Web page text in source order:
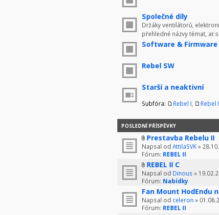
Společné díly
Držáky ventilátorů,
přehledné názvy témat, ať
Software & Firmware
Rebel SW
Starší a neaktivní
Subfóra: Rebel I Rebel
POSLEDNÍ PŘÍSPĚVKY
Prestavba Rebelu II
Napsal od AttilaSVK»
Fórum: REBEL II
REBEL II C
Napsal od Dinous »
Fórum: Nabídky
Fan Mount HodEndu
Napsal od celeron »
Fórum: REBEL II